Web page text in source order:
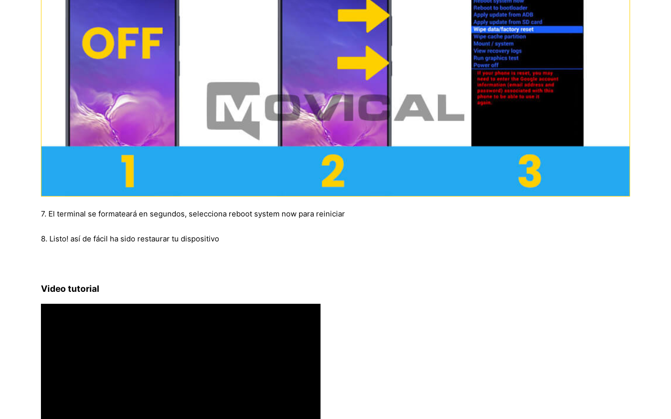
7. El terminal se formateará en segundos, selecciona reboot system now para reiniciar
8. Listo! así de fácil ha sido restaurar tu dispositivo
Video tutorial